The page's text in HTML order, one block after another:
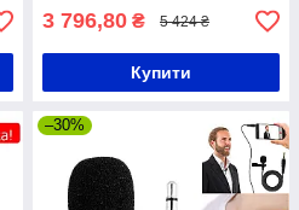
3 796,80 ₴ 5 424 ₴
Купити
–30%